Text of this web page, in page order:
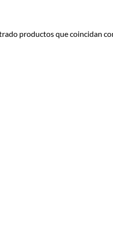
productos que coincidan